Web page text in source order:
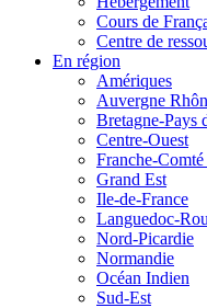
Cours de
Centre de
En région
Amériques
Auvergne
Bretagne-Pays
Centre-Ouest
Franche-
Grand Est
Ile-de-France
Languedoc-
Nord-Picardie
Normandie
Océan Indien
Sud-Est